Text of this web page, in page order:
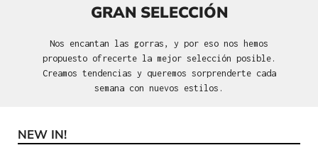
GRAN SELECCIÓN
Nos encantan las gorras, y por eso nos hemos
propuesto ofrecerte la mejor selección posible.
Creamos tendencias y queremos sorprenderte cada
semana con nuevos estilos.
Omitir la galería de productos
NEW IN!